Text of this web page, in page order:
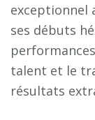
exceptionnel
ses débuts
talent et le
résultats